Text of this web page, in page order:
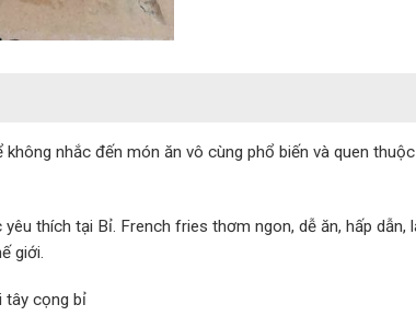
nhắc đến món ăn vô cùng phổ biến và quen
thích tại Bỉ. French fries thơm ngon, dễ ăn, hấp
giới.